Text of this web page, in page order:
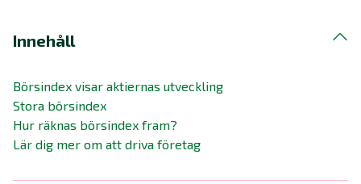
Innehåll
Börsindex visar aktiernas utveckling
Stora börsindex
Hur räknas börsindex fram?
Lär dig mer om att driva företag